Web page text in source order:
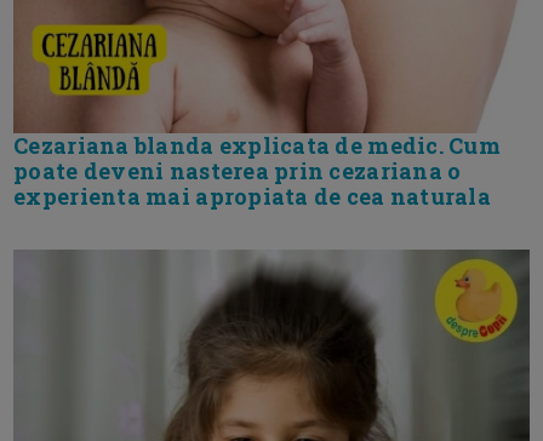
Cezariana blanda explicata de medic. Cum
poate deveni nasterea prin cezariana o
experienta mai apropiata de cea naturala